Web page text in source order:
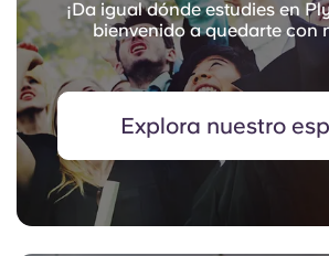
¡Da igual dónde estudies en
bienvenido a quedarte con
Explora nuestro